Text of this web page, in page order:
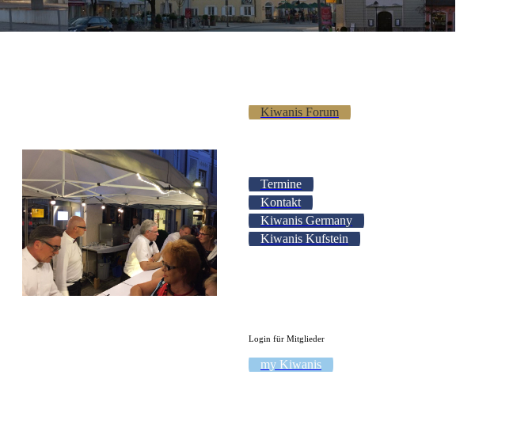
Kiwanis Forum
Termine
Kontakt
Kiwanis Germany
Kiwanis Kufstein
Login für Mitglieder
my Kiwanis